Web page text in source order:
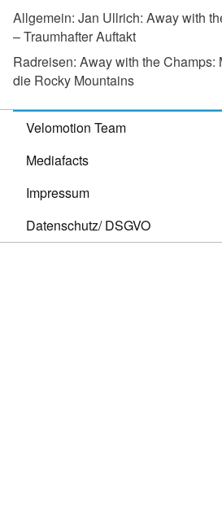
Allgemein: Jan Ullrich: Away with
– Traumhafter Auftakt
Radreisen: Away with the Champs:
die Rocky Mountains
Velomotion Team
Mediafacts
Impressum
Datenschutz/ DSGVO